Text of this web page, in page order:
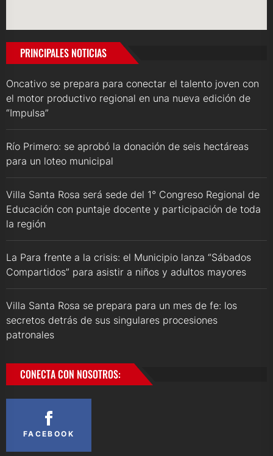
PRINCIPALES NOTICIAS
Oncativo se prepara para conectar el talento joven con
el motor productivo regional en una nueva edición de
“Impulsa”
Río Primero: se aprobó la donación de seis hectáreas
para un loteo municipal
Villa Santa Rosa será sede del 1° Congreso Regional de
Educación con puntaje docente y participación de toda
la región
La Para frente a la crisis: el Municipio lanza “Sábados
Compartidos” para asistir a niños y adultos mayores
Villa Santa Rosa se prepara para un mes de fe: los
secretos detrás de sus singulares procesiones
patronales
CONECTA CON NOSOTROS:
FACEBOOK